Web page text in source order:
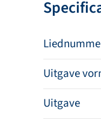
Uitgave
Uitgave